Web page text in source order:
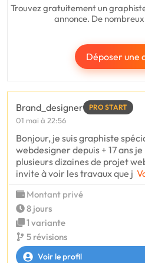
Trouvez gratuitement un
annonce. De
Déposer une
Brand_designer PRO START
01 mai à 22:56
Bonjour, je suis graphiste
webdesigner depuis + 17 ans
plusieurs dizaines de projet
invite à voir les travaux que j
Montant privé
8 jours
1 variante
5 révisions
Voir le profil